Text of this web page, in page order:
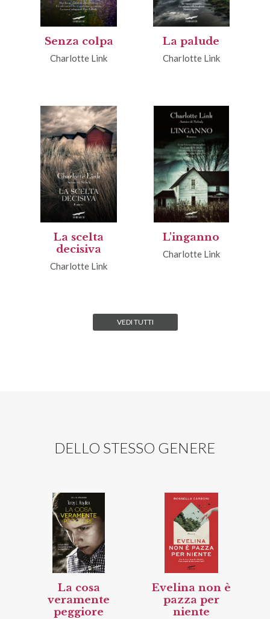
Senza colpa
Charlotte Link
La palude
Charlotte Link
La scelta
decisiva
Charlotte Link
L'inganno
Charlotte Link
VEDI TUTTI
DELLO STESSO GENERE
La cosa
veramente
peggiore
Evelina non è
pazza per
niente